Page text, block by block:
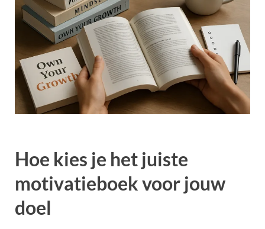
Hoe kies je het juiste
motivatieboek voor jouw
doel